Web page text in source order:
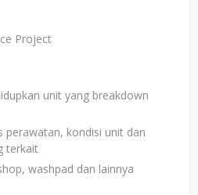
Project
unit yang breakdown
perawatan, kondisi unit dan
terkait
washpad dan lainnya